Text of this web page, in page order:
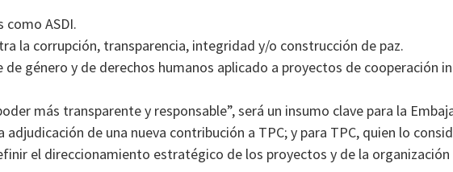
como ASDI.
la corrupción, transparencia, integridad y/o construcción de paz.
género y de derechos humanos aplicado a proyectos de cooperación
más transparente y responsable”, será un insumo clave para la
de una nueva contribución a TPC; y para TPC, quien lo
el direccionamiento estratégico de los proyectos y de la organización